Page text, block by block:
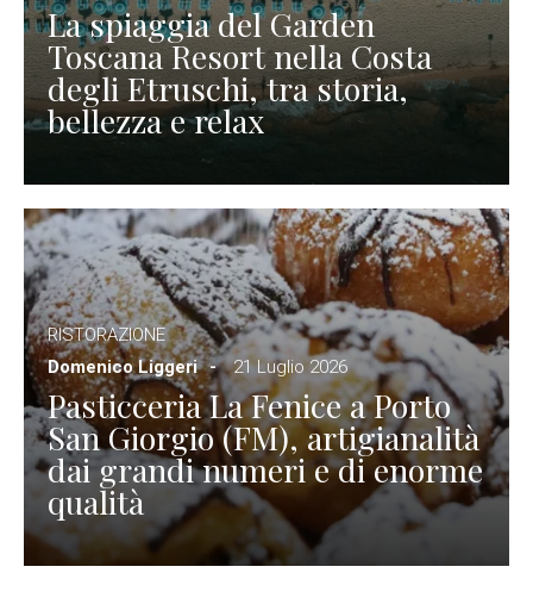
La spiaggia del Garden
Toscana Resort nella Costa
degli Etruschi, tra storia,
bellezza e relax
RISTORAZIONE
Domenico Liggeri
21 Luglio 2026
Pasticceria La Fenice a Porto
San Giorgio (FM), artigianalità
dai grandi numeri e di enorme
qualità